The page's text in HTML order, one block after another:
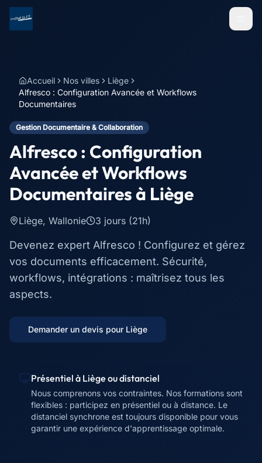
Menu
Accueil Nos villes
Liège
Alfresco : Configuration Avancée et Workflows
Documentaires
Gestion Documentaire & Collaboration
Alfresco : Configuration
Avancée et Workflows
Documentairesà Liège
Liège, Wallonie 3 jours (21h)
Devenez expert Alfresco ! Configurez et gérez
vos documents efficacement. Sécurité,
workflows, intégrations : maîtrisez tous les
aspects.
Demander un devis pour Liège
Présentiel à Liège ou distanciel
Nous comprenons vos contraintes. Nos formations sont
flexibles : participez en présentiel ou à distance. Le
distanciel synchrone est toujours disponible pour vous
garantir une expérience d'apprentissage optimale.